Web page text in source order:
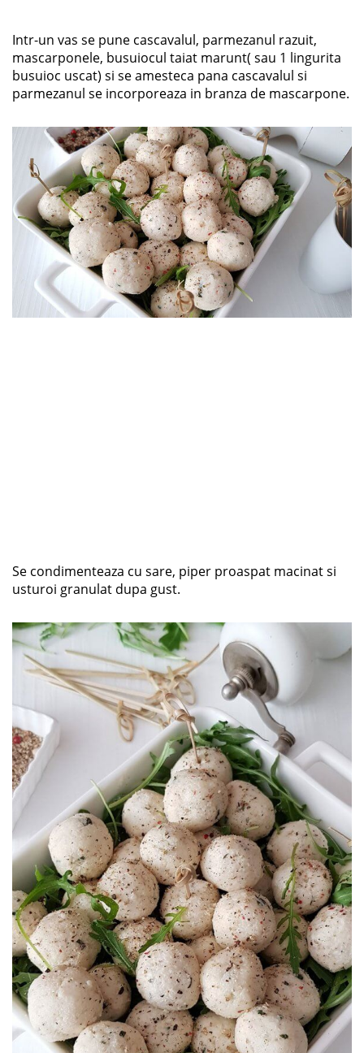
Intr-un vas se pune cascavalul, parmezanul razuit,
mascarponele, busuiocul taiat marunt( sau 1 lingurita
busuioc uscat) si se amesteca pana cascavalul si
parmezanul se incorporeaza in branza de mascarpone.
Se condimenteaza cu sare, piper proaspat macinat si
usturoi granulat dupa gust.